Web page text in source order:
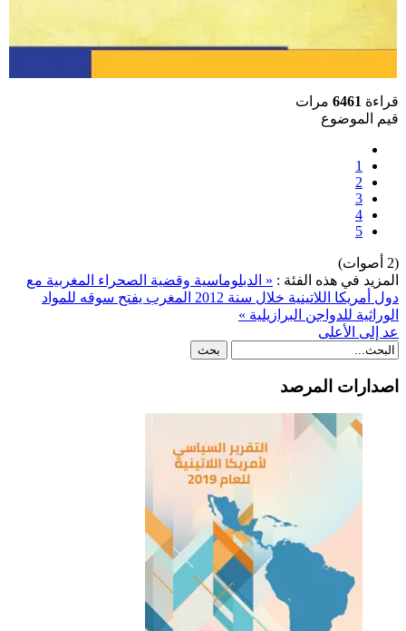
قراءة 6461 مرات
قيم الموضوع
1
2
3
4
5
(2 أصوات)
المزيد في هذه الفئة : « الدبلوماسية وقضية الصحراء المغربية مع
دول أمريكا اللاتينية خلال سنة 2012
المغرب يفتح سوقه للمواد
الوراثية للدواجن البرازيلية »
عد إلى الأعلى
اصدارات المرصد